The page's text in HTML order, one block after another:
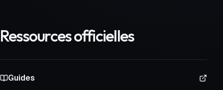
Ressources officielles
Guides